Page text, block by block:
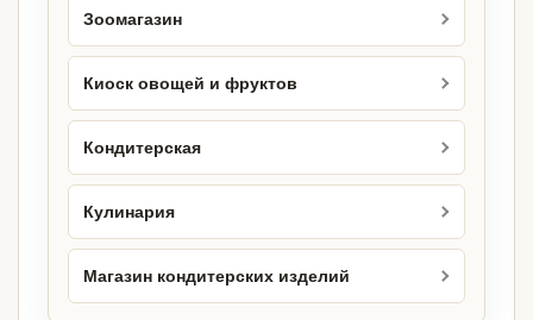
Зоомагазин
Киоск овощей и фруктов
Кондитерская
Кулинария
Магазин кондитерских изделий